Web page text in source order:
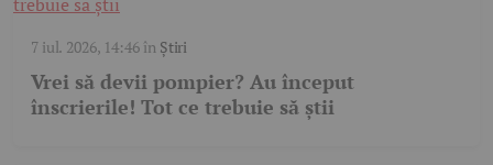
7 iul. 2026, 14:46în Știri
Vrei să devii pompier? Au început
înscrierile! Tot ce trebuie să știi